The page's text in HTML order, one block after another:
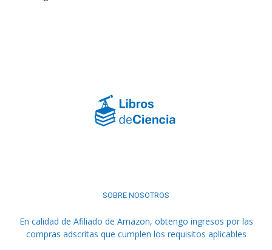
SOBRE NOSOTROS
En calidad de Afiliado de Amazon, obtengo ingresos por las
compras adscritas que cumplen los requisitos aplicables